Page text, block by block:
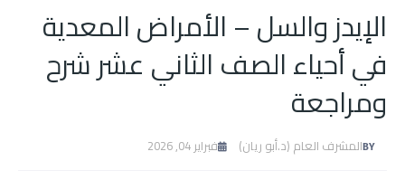
الإيدز والسل – الأمراض المعدية
في أحياء الصف الثاني عشر شرح
ومراجعة
المشرف العام (د.أبو ريان) فبراير 04, 2026